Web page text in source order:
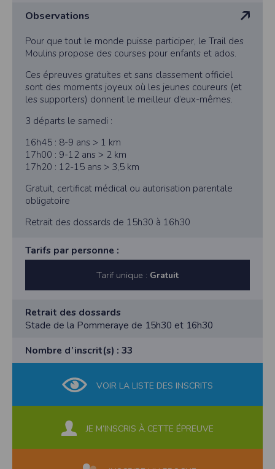
Observations
Pour que tout le monde puisse participer, le Trail des
Moulins propose des courses pour enfants et ados.
Ces épreuves gratuites et sans classement officiel
sont des moments joyeux où les jeunes coureurs (et
les supporters) donnent le meilleur d’eux-mêmes.
3 départs le samedi :
16h45 : 8-9 ans > 1 km
17h00 : 9-12 ans > 2 km
17h20 : 12-15 ans > 3,5 km
Gratuit, certificat médical ou autorisation parentale
obligatoire
Retrait des dossards de 15h30 à 16h30
Tarifs par personne :
Tarif unique : Gratuit
Retrait des dossards
Stade de la Pommeraye de 15h30 et 16h30
Nombre d’inscrit(s) : 33
VOIR LA LISTE DES INSCRITS
JE M’INSCRIS À CETTE ÉPREUVE